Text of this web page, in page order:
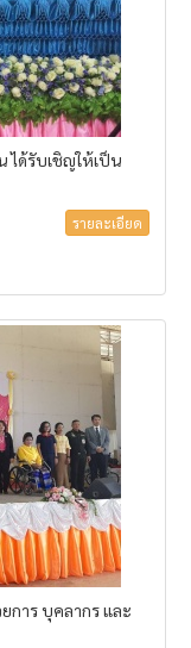
ได้รับเชิญให้เป็น
รายละเอียด
าร บุคลากร และ